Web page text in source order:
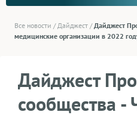
Все новости /Дайджест /Дайджест
медицинские организации в 2022
Дайджест
сообщества -